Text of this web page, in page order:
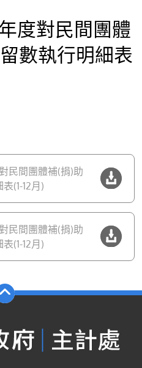
度對民間團體
數執行明細表
民間團體補(捐)助
(1-12月)
民間團體補(捐)助
(1-12月)